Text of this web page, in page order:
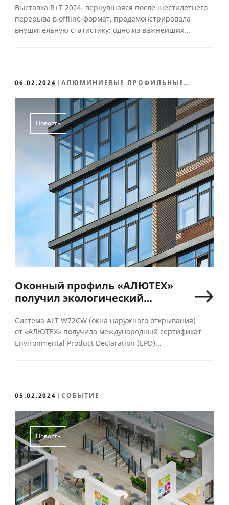
в выставке R+T 2024
Выставка R+T 2024, вернувшаяся после шестилетнего
перерыва в offline-формат, продемонстрировала
внушительную статистику: одно из важнейших...
06.02.2024
АЛЮМИНИЕВЫЕ ПРОФИЛЬНЫЕ
Новость
Оконный профиль «АЛЮТЕХ»
получил экологический
Система ALT W72CW (окна наружного открывания)
от «АЛЮТЕХ» получила международный сертификат
Environmental Product Declaration (EPD)...
05.02.2024 СОБЫТИЕ
Новость